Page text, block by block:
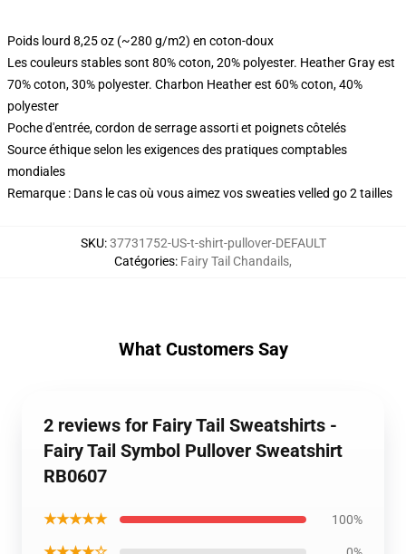
Poids lourd 8,25 oz (~280 g/m2) en coton-doux
Les couleurs stables sont 80% coton, 20% polyester. Heather Gray est
70% coton, 30% polyester. Charbon Heather est 60% coton, 40%
polyester
Poche d'entrée, cordon de serrage assorti et poignets côtelés
Source éthique selon les exigences des pratiques comptables
mondiales
Remarque : Dans le cas où vous aimez vos sweaties velled go 2 tailles
SKU:37731752-US-t-shirt-pullover-DEFAULT
Catégories: Fairy Tail Chandails,
What Customers Say
2 reviews for Fairy Tail Sweatshirts -
Fairy Tail Symbol Pullover Sweatshirt
RB0607
★★★★★ 100%